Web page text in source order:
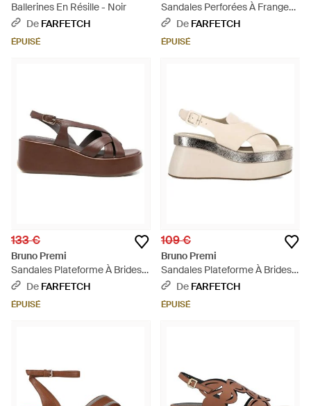
Ballerines En Résille - Noir
De FARFETCH
ÉPUISÉ
Sandales Perforées À Franges -
Neutre
De FARFETCH
ÉPUISÉ
133 €
Bruno Premi
Sandales Plateforme À Brides
Croisées - Marron
De FARFETCH
ÉPUISÉ
109 €
Bruno Premi
Sandales Plateforme À Brides
Croisées - Neutre
De FARFETCH
ÉPUISÉ